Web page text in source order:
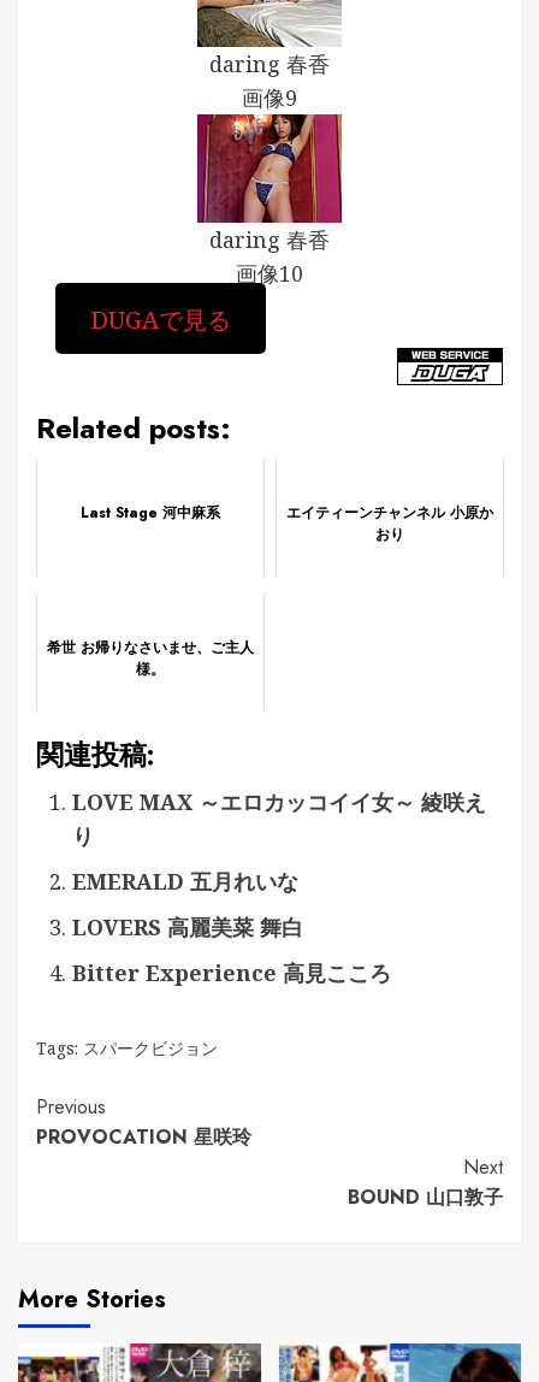
daring 春香
画像9
daring 春香
画像10
DUGAで見る
Related posts:
Last Stage 河中麻系
エイティーンチャンネル 小原か
おり
希世 お帰りなさいませ、ご主人
様。
関連投稿:
LOVE MAX ～エロカッコイイ女～ 綾咲え
り
EMERALD 五月れいな
LOVERS 高麗美菜 舞白
Bitter Experience 高見こころ
Tags: スパークビジョン
Continue
Reading
Previous
PROVOCATION 星咲玲
Next
BOUND 山口敦子
More Stories